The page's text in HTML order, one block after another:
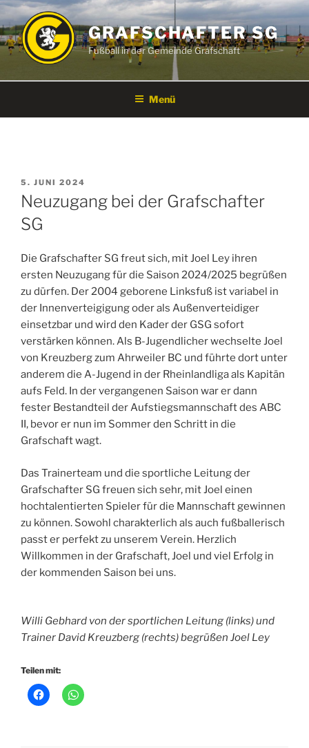
Zum
Inhalt
springen
GRAFSCHAFTER SG
Fußball in der Gemeinde Grafschaft
Menü
VERÖFFENTLICHT
AM
5. JUNI 2024
Neuzugang bei der Grafschafter
SG
Die Grafschafter SG freut sich, mit Joel Ley ihren
ersten Neuzugang für die Saison 2024/2025 begrüßen
zu dürfen. Der 2004 geborene Linksfuß ist variabel in
der Innenverteigigung oder als Außenverteidiger
einsetzbar und wird den Kader der GSG sofort
verstärken können. Als B-Jugendlicher wechselte Joel
von Kreuzberg zum Ahrweiler BC und führte dort unter
anderem die A-Jugend in der Rheinlandliga als Kapitän
aufs Feld. In der vergangenen Saison war er dann
fester Bestandteil der Aufstiegsmannschaft des ABC
II, bevor er nun im Sommer den Schritt in die
Grafschaft wagt.
Das Trainerteam und die sportliche Leitung der
Grafschafter SG freuen sich sehr, mit Joel einen
hochtalentierten Spieler für die Mannschaft gewinnen
zu können. Sowohl charakterlich als auch fußballerisch
passt er perfekt zu unserem Verein. Herzlich
Willkommen in der Grafschaft, Joel und viel Erfolg in
der kommenden Saison bei uns.
Willi Gebhard von der sportlichen Leitung (links) und
Trainer David Kreuzberg (rechts) begrüßen Joel Ley
Teilen mit: